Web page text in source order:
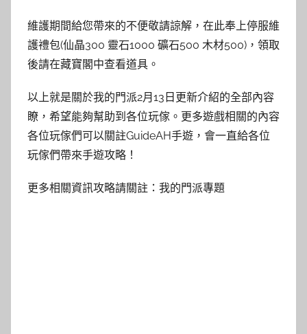
維護期間給您帶來的不便敬請諒解，在此奉上停服維
護禮包(仙晶300 靈石1000 礦石500 木材500)，領取
後請在藏寶閣中查看道具。
以上就是關於我的門派2月13日更新介紹的全部內容
瞭，希望能夠幫助到各位玩傢。更多遊戲相關的內容
各位玩傢們可以關註GuideAH手遊，會一直給各位
玩傢們帶來手遊攻略！
更多相關資訊攻略請關註： 我的門派專題